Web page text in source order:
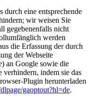
durch eine entsprechende
wir weisen Sie
gegebenenfalls nicht
werden
die Erfassung der durch
der Webseite
an Google sowie die
verhindern, indem sie das
Plugin herunterladen
gaoptout?hl=de.